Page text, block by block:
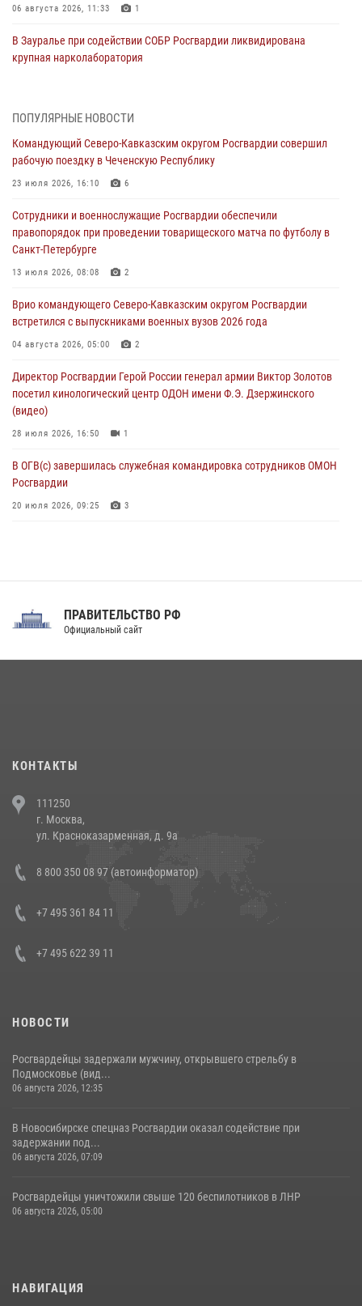
06 августа 2026, 11:33 1
В Зауралье при содействии СОБР Росгвардии ликвидирована
крупная нарколаборатория
В Москве росгвардейцы задержали троих мужчин, устроивших
06 августа 2026, 11:20
Взрывотехники Росгвардии на Ставрополье обезвредили снаряд
06 августа 2026, 11:15
Подвиги героев‑росгвардейцев увековечили в новой музейной
экспозиции белгородского музея‑диорамы «Курская битва.
06 августа 2026, 10:30 3
Охрану общественного порядка и безопасность на футбольном
06 августа 2026, 10:13 1
ПОПУЛЯРНЫЕ НОВОСТИ
Командующий Северо-Кавказским округом Росгвардии совершил
рабочую поездку в Чеченскую Республику
23 июля 2026, 16:10 6
Сотрудники и военнослужащие Росгвардии обеспечили
правопорядок при проведении товарищеского матча по футболу в
Санкт-Петербурге
13 июля 2026, 08:08 2
Врио командующего Северо-Кавказским округом Росгвардии
встретился с выпускниками военных вузов 2026 года
04 августа 2026, 05:00 2
Директор Росгвардии Герой России генерал армии Виктор Золотов
посетил кинологический центр ОДОН имени Ф.Э. Дзержинского
(видео)
28 июля 2026, 16:50 1
В ОГВ(с) завершилась служебная командировка сотрудников ОМОН
Росгвардии
20 июля 2026, 09:25 3
Праздник «Один день с Росгвардией» к 105-летию Центрального
напавших на бригаду скорой помощи (видео)
14 июля 2026, 12:20
В Росгвардии прошла военно-научная конференция по обобщению
боевого опыта
ПРАВИТЕЛЬСТВО РФ
Официальный сайт
КОНТАКТЫ
111250
г. Москва,
ул. Красноказарменная, д. 9а
8 800 350 08 97 (автоинформатор)
+7 495 361 84 11
+7 495 622 39 11
НОВОСТИ
Росгвардейцы задержали мужчину, открывшего стрельбу в
Подмосковье (вид...
06 августа 2026, 12:35
В Новосибирске спецназ Росгвардии оказал содействие при
задержании под...
06 августа 2026, 07:09
Росгвардейцы уничтожили свыше 120 беспилотников в ЛНР
06 августа 2026, 05:00
НАВИГАЦИЯ